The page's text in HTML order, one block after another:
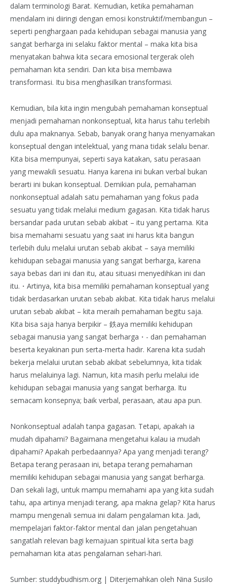
dalam terminologi Barat. Kemudian, ketika pemahaman
mendalam ini diiringi dengan emosi konstruktif/membangun –
seperti penghargaan pada kehidupan sebagai manusia yang
sangat berharga ini selaku faktor mental – maka kita bisa
menyatakan bahwa kita secara emosional tergerak oleh
pemahaman kita sendiri. Dan kita bisa membawa
transformasi. Itu bisa menghasilkan transformasi.
Kemudian, bila kita ingin mengubah pemahaman konseptual
menjadi pemahaman nonkonseptual, kita harus tahu terlebih
dulu apa maknanya. Sebab, banyak orang hanya menyamakan
konseptual dengan intelektual, yang mana tidak selalu benar.
Kita bisa mempunyai, seperti saya katakan, satu perasaan
yang mewakili sesuatu. Hanya karena ini bukan verbal bukan
berarti ini bukan konseptual. Demikian pula, pemahaman
nonkonseptual adalah satu pemahaman yang fokus pada
sesuatu yang tidak melalui medium gagasan. Kita tidak harus
bersandar pada urutan sebab akibat – itu yang pertama. Kita
bisa memahami sesuatu yang saat ini harus kita bangun
terlebih dulu melalui urutan sebab akibat – saya memiliki
kehidupan sebagai manusia yang sangat berharga, karena
saya bebas dari ini dan itu, atau situasi menyedihkan ini dan
itu.・Artinya, kita bisa memiliki pemahaman konseptual yang
tidak berdasarkan urutan sebab akibat. Kita tidak harus melalui
urutan sebab akibat – kita meraih pemahaman begitu saja.
Kita bisa saja hanya berpikir – 鉄aya memiliki kehidupan
sebagai manusia yang sangat berharga・- dan pemahaman
beserta keyakinan pun serta-merta hadir. Karena kita sudah
bekerja melalui urutan sebab akibat sebelumnya, kita tidak
harus melaluinya lagi. Namun, kita masih perlu melalui ide
kehidupan sebagai manusia yang sangat berharga. Itu
semacam konsepnya; baik verbal, perasaan, atau apa pun.
Nonkonseptual adalah tanpa gagasan. Tetapi, apakah ia
mudah dipahami? Bagaimana mengetahui kalau ia mudah
dipahami? Apakah perbedaannya? Apa yang menjadi terang?
Betapa terang perasaan ini, betapa terang pemahaman
memiliki kehidupan sebagai manusia yang sangat berharga.
Dan sekali lagi, untuk mampu memahami apa yang kita sudah
tahu, apa artinya menjadi terang, apa makna gelap? Kita harus
mampu mengenali semua ini dalam pengalaman kita. Jadi,
mempelajari faktor-faktor mental dan jalan pengetahuan
sangatlah relevan bagi kemajuan spiritual kita serta bagi
pemahaman kita atas pengalaman sehari-hari.
Sumber: studdybudhism.org | Diterjemahkan oleh Nina Susilo